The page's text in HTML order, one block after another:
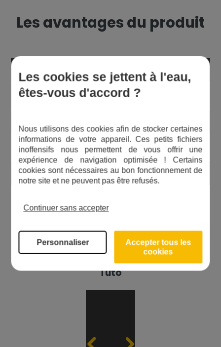
Les avantages du produit
Simple à installer
Efficace
Réduction sonore
Résistance élevée à la pression
Vidéos
Qui
Tuto
Qui
Tuto
Les cookies se jettent à l'eau,
êtes-vous d'accord ?
Nous utilisons des cookies afin de stocker certaines
informations de votre appareil. Ces petits fichiers
inoffensifs nous permettent de vous offrir une
expérience de navigation optimisée ! Certains
cookies sont nécessaires au bon fonctionnement de
notre site et ne peuvent pas être refusés.
Continuer sans accepter
Personnaliser
Accepter tous les
cookies